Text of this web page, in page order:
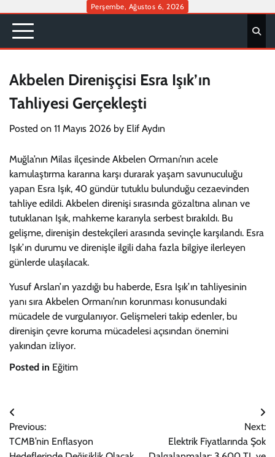
content
Perşembe, Ağustos 6, 2026
Akbelen Direnişçisi Esra Işık’ın
Tahliyesi Gerçekleşti
Posted on 11 Mayıs 2026 by Elif Aydın
Muğla’nın Milas ilçesinde Akbelen Ormanı’nın acele
kamulaştırma kararına karşı durarak yaşam savunuculuğu
yapan Esra Işık, 40 gündür tutuklu bulunduğu cezaevinden
tahliye edildi. Akbelen direnişi sırasında gözaltına alınan ve
tutuklanan Işık, mahkeme kararıyla serbest bırakıldı. Bu
gelişme, direnişin destekçileri arasında sevinçle karşılandı. Esra
Işık’ın durumu ve direnişle ilgili daha fazla bilgiye ilerleyen
günlerde ulaşılacak.
Yusuf Arslan’ın yazdığı bu haberde, Esra Işık’ın tahliyesinin
yanı sıra Akbelen Ormanı’nın korunması konusundaki
mücadele de vurgulanıyor. Gelişmeleri takip edenler, bu
direnişin çevre koruma mücadelesi açısından önemini
yakından izliyor.
Posted in Eğitim
Yazı
gezinmesi
Previous:
TCMB’nin Enflasyon
Next:
Elektrik Fiyatlarında Şok